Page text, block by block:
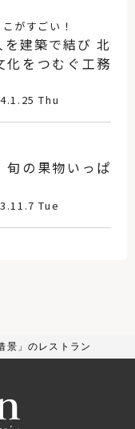
がすごい！
を建築で結び 北
化をつむぐ工務
Thu
旬の果物いっぱ
Tue
景」のレストラン